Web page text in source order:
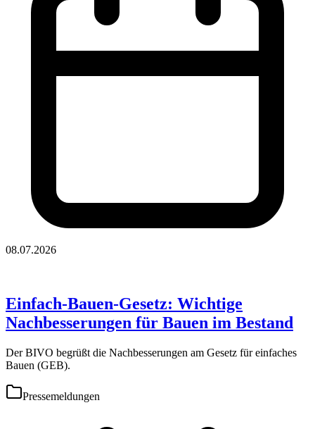
08.07.2026
Einfach-Bauen-Gesetz: Wichtige
Nachbesserungen für Bauen im Bestand
Der BIVO begrüßt die Nachbesserungen am Gesetz für einfaches
Bauen (GEB).
Pressemeldungen